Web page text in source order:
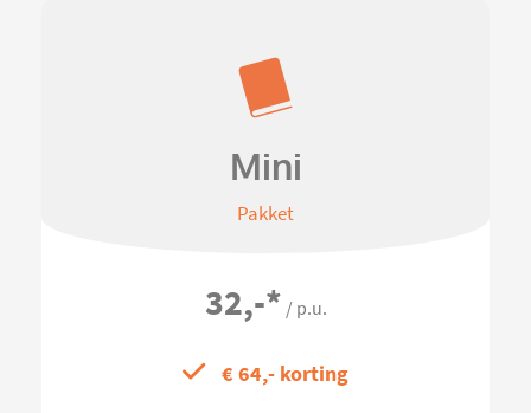
Mini
Pakket
32,-* / p.u.
€ 64,- korting